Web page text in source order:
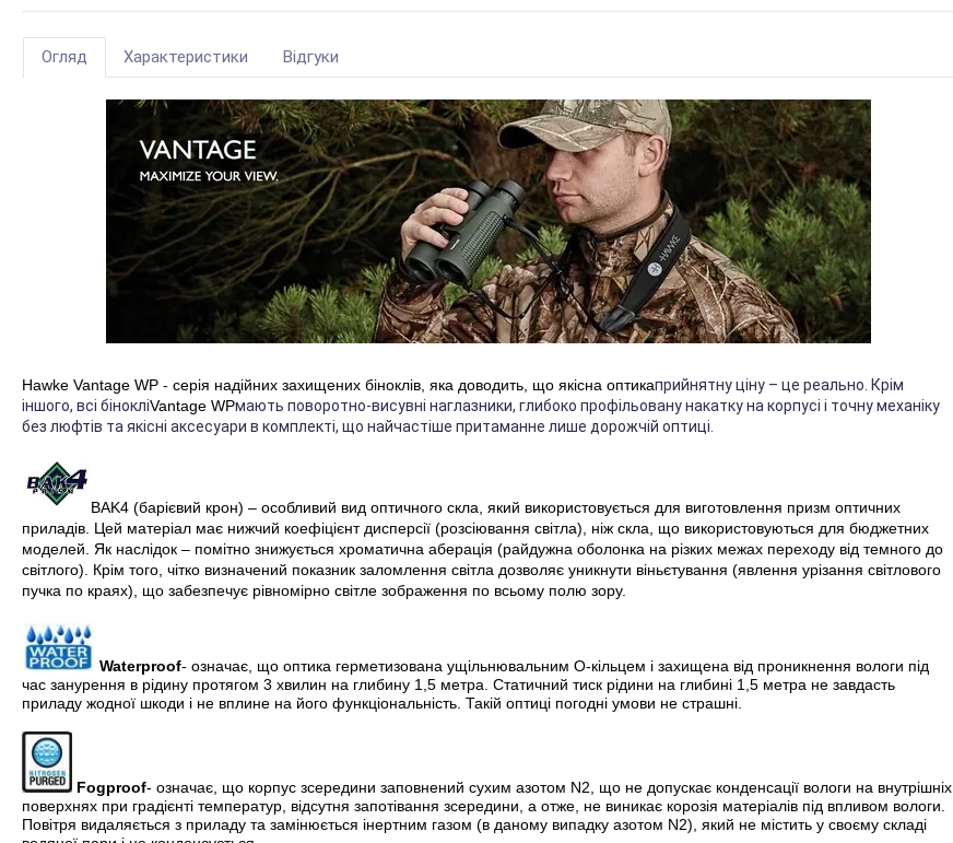
Огляд Характеристики Відгуки
Hawke Vantage WP - серія надійних захищених біноклів, яка доводить, що якісна оптикаприйнятну ціну – це реально. Крім
іншого, всі бінокліVantage WPмають поворотно-висувні наглазники, глибоко профільовану накатку на корпусі і точну механіку
без люфтів та якісні аксесуари в комплекті, що найчастіше притаманне лише дорожчій оптиці.
BAK4 (барієвий крон) – особливий вид оптичного скла, який використовується для виготовлення призм оптичних
приладів. Цей матеріал має нижчий коефіцієнт дисперсії (розсіювання світла), ніж скла, що використовуються для бюджетних
моделей. Як наслідок – помітно знижується хроматична аберація (райдужна оболонка на різких межах переходу від темного до
світлого). Крім того, чітко визначений показник заломлення світла дозволяє уникнути віньєтування (явлення урізання світлового
пучка по краях), що забезпечує рівномірно світле зображення по всьому полю зору.
Waterproof- означає, що оптика герметизована ущільнювальним О-кільцем і захищена від проникнення вологи під
час занурення в рідину протягом 3 хвилин на глибину 1,5 метра. Статичний тиск рідини на глибині 1,5 метра не завдасть
приладу жодної шкоди і не вплине на його функціональність. Такій оптиці погодні умови не страшні.
Fogproof- означає, що корпус зсередини заповнений сухим азотом N2, що не допускає конденсації вологи на внутрішніх
поверхнях при градієнті температур, відсутня запотівання зсередини, а отже, не виникає корозія матеріалів під впливом вологи.
Повітря видаляється з приладу та замінюється інертним газом (в даному випадку азотом N2), який не містить у своєму складі